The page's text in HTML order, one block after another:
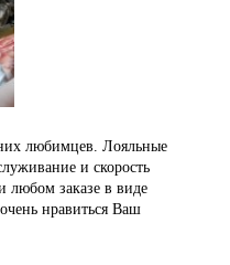
любимцев. Лояльные
и скорость
любом заказе в виде
нравиться Ваш